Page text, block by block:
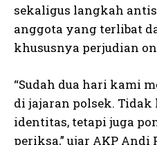
sekaligus langkah
anggota yang terlibat
khususnya perjudian
“Sudah dua hari kami
di jajaran polsek. Tidak
identitas, tetapi juga
periksa,” ujar AKP